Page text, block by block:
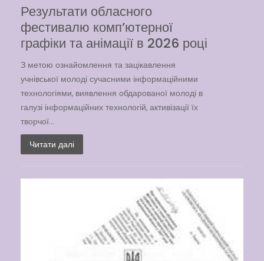
Результати обласного
фестивалю комп’ютерної
графіки та анімації в 2026 році
З метою ознайомлення та зацікавлення
учнівської молоді сучасними інформаційними
технологіями, виявлення обдарованої молоді в
галузі інформаційних технологій, активізації їх
творчої...
Читати далі